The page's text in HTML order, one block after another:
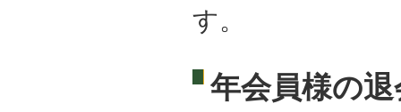
す。
年会員様の